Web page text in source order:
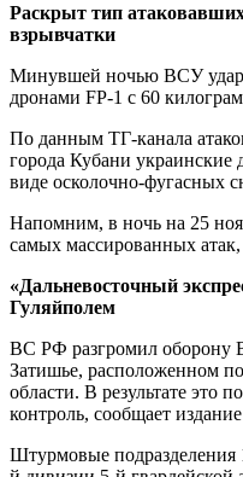
Раскрыт тип
взрывчатки
Минувшей ночью ВСУ
дронами FP-1 с 60
По данным ТГ-канала
города Кубани украинские
виде осколочно-фугасных
Напомним, в ночь на 25
самых массированных
«Дальневосточный
Гуляйполем
ВС РФ разгромил оборону
Затишье, расположенном
области. В результате это
контроль, сообщает
Штурмовые подразделения